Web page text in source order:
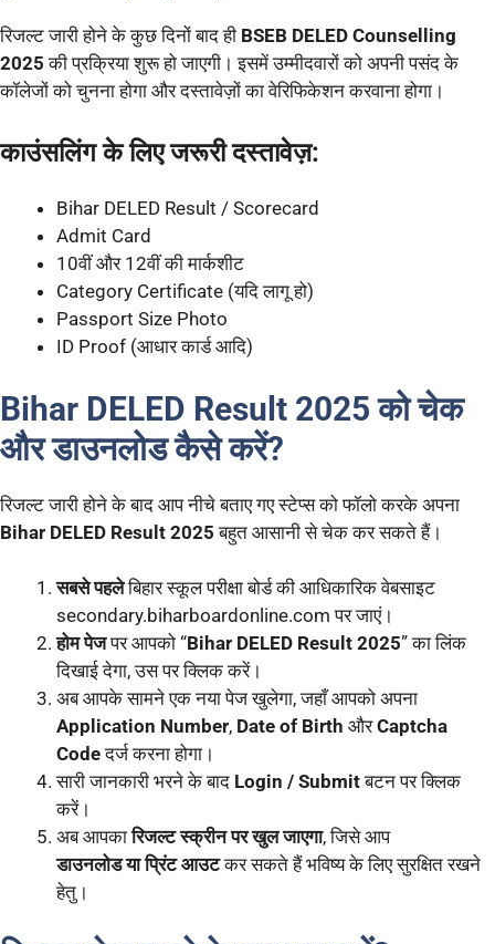
रिजल्ट जारी होने के कुछ दिनों बाद ही BSEB DELED Counselling
2025 की प्रक्रिया शुरू हो जाएगी। इसमें उम्मीदवारों को अपनी पसंद के
कॉलेजों को चुनना होगा और दस्तावेज़ों का वेरिफिकेशन करवाना होगा।
काउंसलिंग के लिए जरूरी दस्तावेज़:
Bihar DELED Result / Scorecard
Admit Card
10वीं और 12वीं की मार्कशीट
Category Certificate (यदि लागू हो)
Passport Size Photo
ID Proof (आधार कार्ड आदि)
Bihar DELED Result 2025 को चेक
और डाउनलोड कैसे करें?
रिजल्ट जारी होने के बाद आप नीचे बताए गए स्टेप्स को फॉलो करके अपना
Bihar DELED Result 2025 बहुत आसानी से चेक कर सकते हैं।
सबसे पहलेबिहार स्कूल परीक्षा बोर्ड की आधिकारिक वेबसाइट
secondary.biharboardonline.com पर जाएं।
होम पेजपर आपको “Bihar DELED Result 2025” का लिंक
दिखाई देगा, उस पर क्लिक करें।
अब आपके सामने एक नया पेज खुलेगा, जहाँ आपको अपना
Application Number, Date of Birth औरCaptcha
Codeदर्ज करना होगा।
सारी जानकारी भरने के बाद Login / Submitबटन पर क्लिक
करें।
अब आपकारिजल्ट स्क्रीन पर खुल जाएगा, जिसे आप
डाउनलोड या प्रिंट आउटकर सकते हैं भविष्य के लिए सुरक्षित रखने
हेतु।